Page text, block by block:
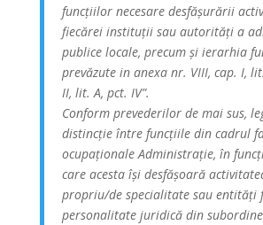
funcțiilor necesare desfășurării
fiecărei instituții sau autorități a
publice locale, precum și ierarhia
prevăzute in anexa nr. VIII, cap. I,
II, lit. A, pct. IV”.
Conform prevederilor de mai sus,
distincție între funcțiile din cadrul
ocupaționale Administrație, în
care acesta își desfășoară
propriu/de specialitate sau entități
personalitate juridică din